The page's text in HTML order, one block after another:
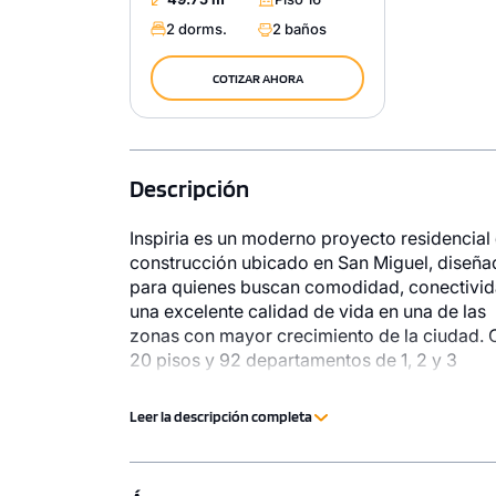
2 dorms.
2 baños
COTIZAR AHORA
Descripción
Inspiria es un moderno proyecto residencial
construcción ubicado en San Miguel,
para quienes buscan comodidad,
una excelente calidad de vida en una de las
zonas con mayor crecimiento de la ciudad.
20 pisos y 92 departamentos de 1, 2 y 3
y contemporáneos ideales para vivir o
avenidas principales, parques, restaurantes,
Leer la descripción completa